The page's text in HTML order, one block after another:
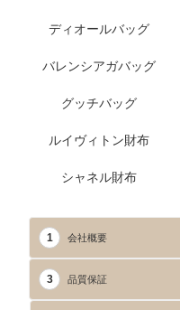
ディオールバッグ
バレンシアガバッグ
グッチバッグ
ルイヴィトン財布
シャネル財布
1 会社概要
3 品質保証